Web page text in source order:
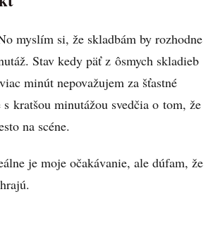
myslím si, že skladbám by rozhodne
Stav kedy päť z ôsmych skladieb
minút nepovažujem za šťastné
kratšou minutážou svedčia o tom, že
na scéne.
je moje očakávanie, ale dúfam, že